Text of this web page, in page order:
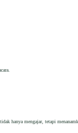
hanya mengajar, tetapi